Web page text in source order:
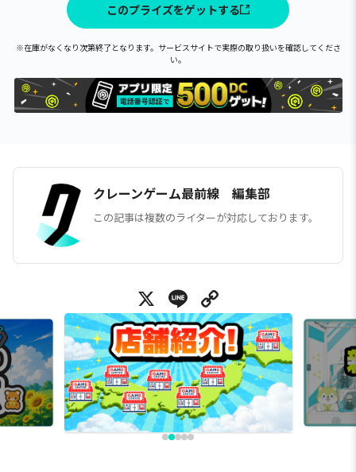
このプライズをゲットする
※在庫がなくなり次第終了となります。サービスサイトで実際の取り扱いを確認してくださ
い。
クレーンゲーム最前線 編集部
この記事は複数のライターが対応しております。
X Line